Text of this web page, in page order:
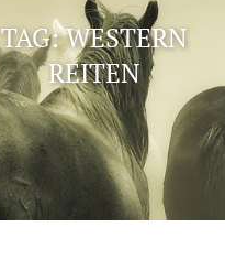
TAG: WESTERN
REITEN